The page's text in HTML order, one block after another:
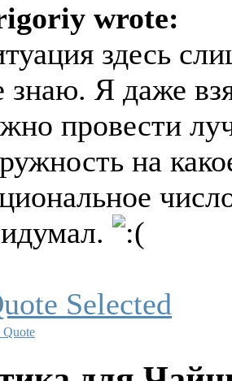
wrote:
здесь
знаю. Я даже
провести
на
Quote